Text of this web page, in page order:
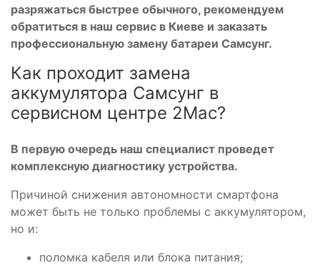
разряжаться быстрее обычного, рекомендуем
обратиться в наш сервис в Киеве и заказать
профессиональную замену батареи Самсунг.
Как проходит замена
аккумулятора Самсунг в
сервисном центре 2Mac?
В первую очередь наш специалист проведет
комплексную диагностику устройства.
Причиной снижения автономности смартфона
может быть не только проблемы с аккумулятором,
но и:
поломка кабеля или блока питания;